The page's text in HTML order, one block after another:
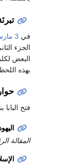
في 3 مارس
الجزء
البعض
بهذه
فتح
المقالة